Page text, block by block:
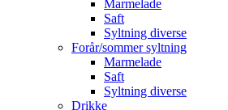
Marmelade
Saft
Syltning diverse
Forår/sommer syltning
Marmelade
Saft
Syltning diverse
Drikke